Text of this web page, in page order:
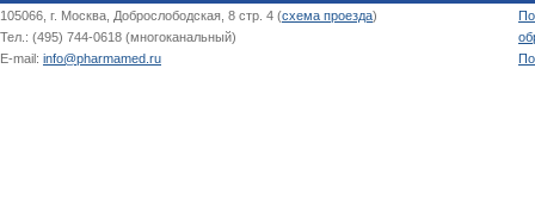
105066, г. Москва, Доброслободская, 8 стр. 4 (схема проезда)
Тел.: (495) 744-0618 (многоканальный)
E-mail: info@pharmamed.ru